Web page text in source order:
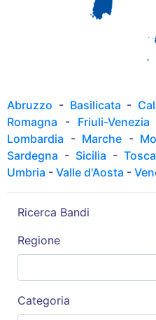
Abruzzo - Basilicata -
Romagna - Friuli-Venezia
Lombardia - Marche -
Sardegna - Sicilia -
Umbria - Valle d'Aosta -
Ricerca Bandi
Regione
Categoria